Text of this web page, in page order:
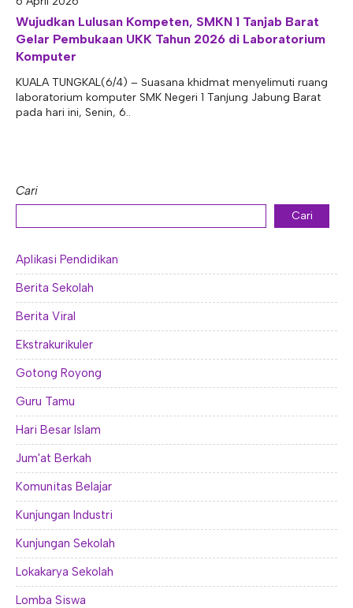
Tupoksi Wakil Bidang Sarana Prasarana
Tupoksi Wakil Bidang Kesiswaan
Tupoksi Guru Piket
Tupoksi Ketua Kons. Keahlian
Tupoksi Kepala Tata Usaha
Tupoksi Bendahara BOS
Tupoksi Koordinator Bendahara
Tupoksi Bendahara Komite
E-ALUMNI
E-BKK
Wujudkan Lulusan Kompeten, SMKN 1 Tanjab Barat
Gelar Pembukaan UKK Tahun 2026 di Laboratorium
Komputer
KUALA TUNGKAL(6/4) – Suasana khidmat menyelimuti ruang
laboratorium komputer SMK Negeri 1 Tanjung Jabung Barat
pada hari ini, Senin, 6..
Cari
Cari
Aplikasi Pendidikan
Berita Sekolah
Berita Viral
Ekstrakurikuler
Gotong Royong
Guru Tamu
Hari Besar Islam
Jum'at Berkah
Komunitas Belajar
Kunjungan Industri
Kunjungan Sekolah
Lokakarya Sekolah
Lomba Siswa